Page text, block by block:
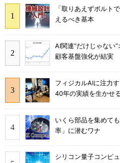
「取りあえずボルト
えるべき基本
AI関連“だけじゃない
顧客基盤強化が結実
フィジカルAIに注力
40年の実績を生かせ
いくら部品を集めて
率」に潜むワナ
シリコン量子コンピ